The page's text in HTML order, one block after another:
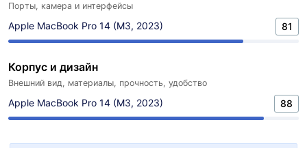
Порты, камера и интерфейсы
Apple MacBook Pro 14 (M3, 2023) 81
Корпус и дизайн
Внешний вид, материалы, прочность, удобство
Apple MacBook Pro 14 (M3, 2023) 88